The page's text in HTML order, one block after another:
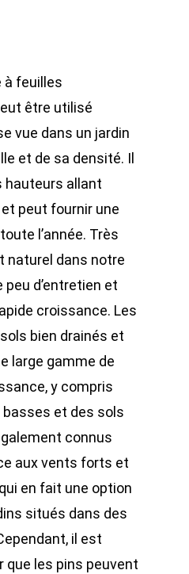
à feuilles
être utilisé
vue dans un jardin
et de sa densité. Il
hauteurs allant
peut fournir une
l’année. Très
naturel dans notre
d’entretien et
croissance. Les
bien drainés et
large gamme de
y compris
et des sols
connus
aux vents forts et
en fait une option
situés dans des
il est
que les pins peuvent